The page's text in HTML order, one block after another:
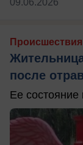
09.06.2026
Происшествия
после
Ее состояние